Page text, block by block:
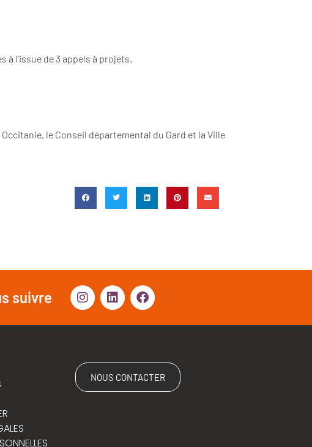
à l’issue de 3 appels à projets.
le Conseil départemental du Gard et la Ville
suivre
NOUS CONTACTER